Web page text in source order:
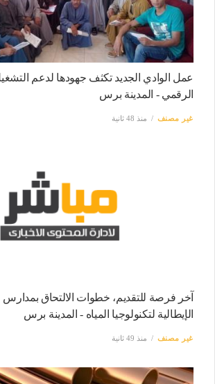
عمل الوادي الجديد تكثف جهودها لدعم
الرقمي - المدينة برس
غير مصنف منذ 48 ثانية
آخر فرصة للتقديم، خطوات الالتحاق
الإيطالية لتكنولوجيا المياه - المدينة برس
غير مصنف منذ 49 ثانية